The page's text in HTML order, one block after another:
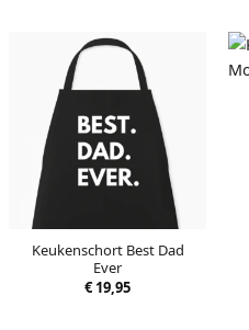
Keukenschort Best Dad
Ever
€19,95